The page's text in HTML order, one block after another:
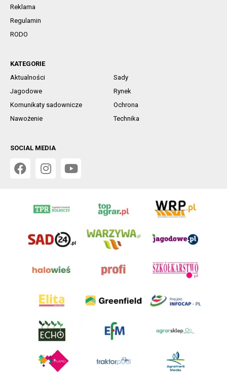
Reklama
Regulamin
RODO
KATEGORIE
Aktualności
Sady
Jagodowe
Rynek
Komunikaty sadownicze
Ochrona
Nawożenie
Technika
SOCIAL MEDIA